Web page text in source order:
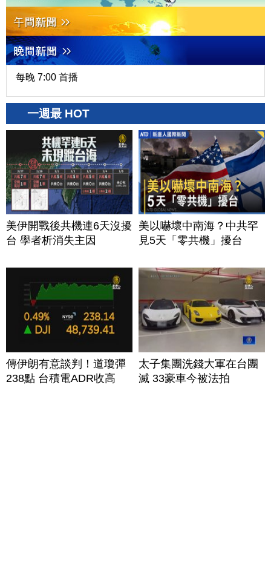
每晚 7:00 首播
一週最 HOT
美伊開戰後共機連6天沒擾
台 學者析消失主因
美以嚇壞中南海？中共罕
見5天「零共機」擾台
傳伊朗有意談判！道瓊彈
238點 台積電ADR收高
太子集團洗錢大軍在台團
滅 33豪車今被法拍